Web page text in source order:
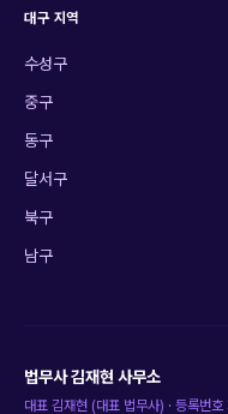
대구 지역
수성구
중구
동구
달서구
북구
남구
법무사 김재현 사무소
대표 김재현 (대표 법무사) · 등록번호